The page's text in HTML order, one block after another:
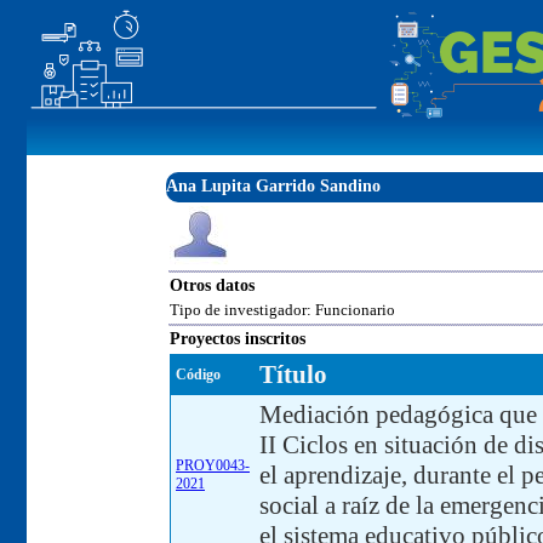
Ana Lupita Garrido Sandino
Otros datos
Tipo de investigador: Funcionario
Proyectos inscritos
Código Título
PROY0043-
2021
Mediación pedagógica
II Ciclos en situación de
el aprendizaje, durante el
social a raíz de la
el sistema educativo